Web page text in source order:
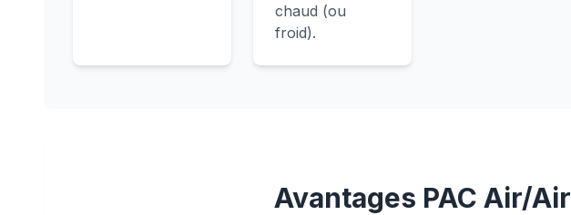
chaud (ou
froid).
Avantages PAC Air/Air